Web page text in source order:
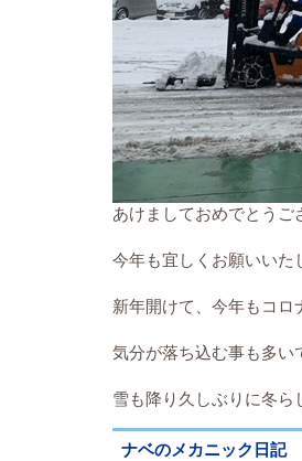
あけましておめでとうご
今年も宜しくお願いいた
新年開けて、今年もコロ
気分が落ち込む事も多い
雪も降り久しぶりに冬
ナベのメカニック日記